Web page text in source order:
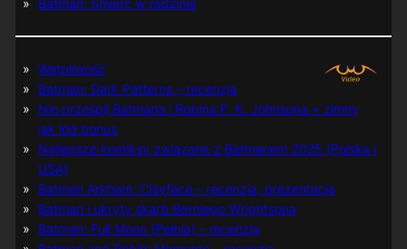
Wątpliwość
Batman: Dark Patterns – recenzja
Nie prześpij Batmana i Robina P. K. Johnsona + zimny
jak lód bonus
Najlepsze komiksy związane z Batmanem 2025 (Polska i
USA)
Batman Arkham: Clayface – recenzja, prezentacja
Batman i ukryty skarb Berniego Wrightsona
Batman: Full Moon (Pełnia) – recenzja